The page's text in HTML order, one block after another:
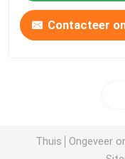
Contacteer
Thuis Ongeveer